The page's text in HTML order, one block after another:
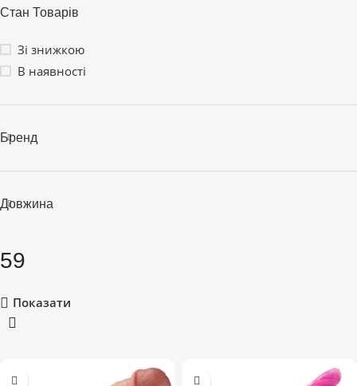
Стан Товарів
Зі знижкою
В наявності
Бренд
Довжина
59
Показати